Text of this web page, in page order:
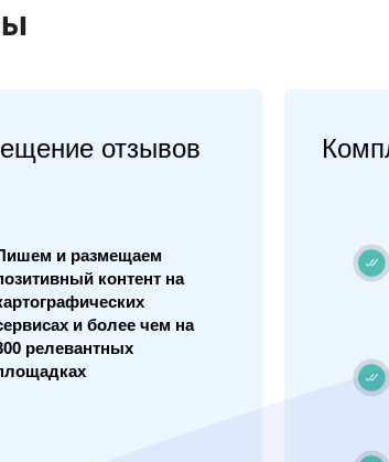
отзывов
и размещаем
контент на
и более чем на
релевантных